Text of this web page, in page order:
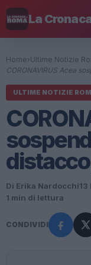
La
Home› Ultime Notizie
CORONAVIRUS Acea
ULTIME NOTIZIE
Di Erika Nardocchi
1 min di lettura
CONDIVIDI